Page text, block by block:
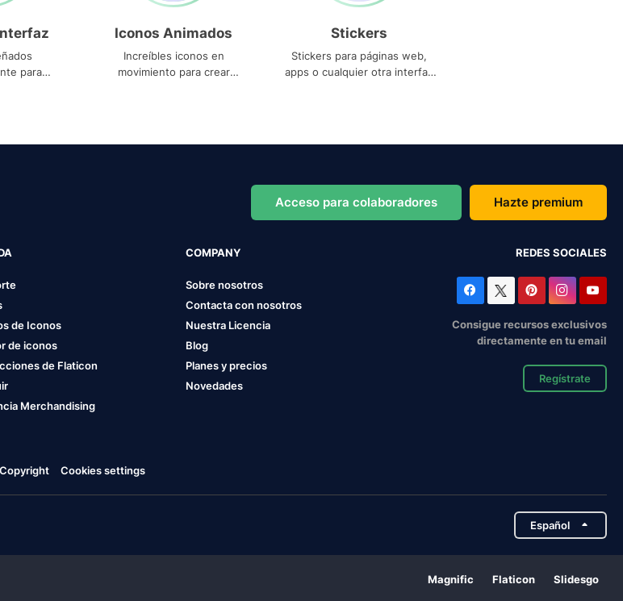
para
Iconos Animados
Increíbles iconos en
movimiento para crear
Stickers
Stickers para páginas web,
apps o cualquier otra interfaz
Acceso para colaboradores Hazte premium
de Iconos
de iconos
de Flaticon
Merchandising
COMPANY
Sobre nosotros
Contacta con nosotros
Nuestra Licencia
Blog
Planes y precios
Novedades
REDES SOCIALES
Consigue recursos exclusivos
directamente en tu email
Regístrate
Cookies settings
Español
Magnific Flaticon Slidesgo